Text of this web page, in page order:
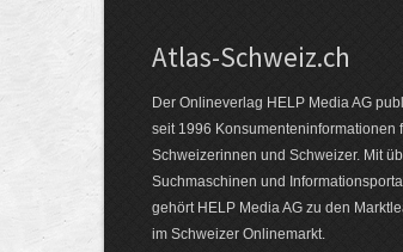
Atlas-Schweiz.ch
Der Onlineverlag HELP Media AG
seit 1996 Konsumenten­infor­mationen
Schwei­zerinnen und Schweizer. Mit
Such­ma­schinen und
gehört HELP Media AG zu den
im Schweizer Onlinemarkt.